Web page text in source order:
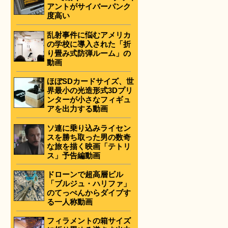
アントがサイバーパンク
度高い
乱射事件に悩むアメリカ
の学校に導入された「折
り畳み式防弾ルーム」の
動画
ほぼSDカードサイズ、世
界最小の光造形式3Dプリ
ンターが小さなフィギュ
アを出力する動画
ソ連に乗り込みライセン
スを勝ち取った男の数奇
な旅を描く映画「テトリ
ス」予告編動画
ドローンで超高層ビル
「ブルジュ・ハリファ」
のてっぺんからダイブす
る一人称動画
フィラメントの箱サイズ